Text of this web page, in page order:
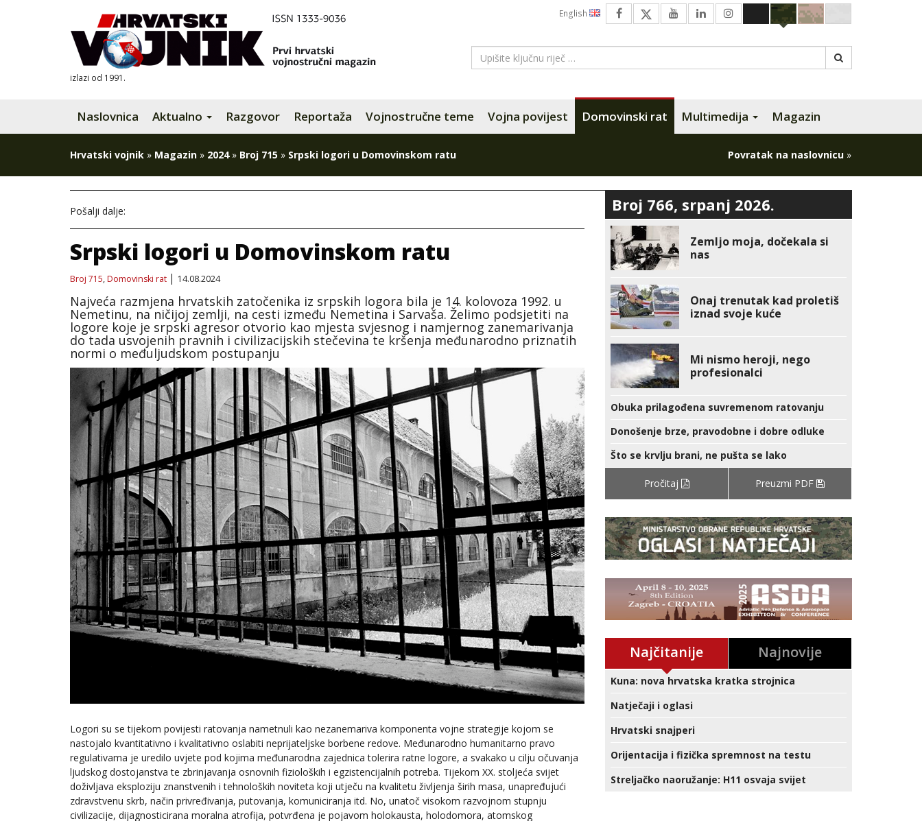
izlazi od 1991.
English
Naslovnica Aktualno Razgovor Reportaža Vojnostručne teme Vojna povijest Domovinski rat Multimedija Magazin
Hrvatski vojnik » Magazin » 2024» Broj 715 » Srpski logori u Domovinskom ratu Povratak na naslovnicu »
Pošalji dalje:
Srpski logori u Domovinskom ratu
Broj 715,Domovinski rat 14.08.2024
Najveća razmjena hrvatskih zatočenika iz srpskih logora bila je 14. kolovoza 1992. u
Nemetinu, na ničijoj zemlji, na cesti između Nemetina i Sarvaša. Želimo podsjetiti na
logore koje je srpski agresor otvorio kao mjesta svjesnog i namjernog zanemarivanja
do tada usvojenih pravnih i civilizacijskih stečevina te kršenja međunarodno priznatih
normi o međuljudskom postupanju
Logori su se tijekom povijesti ratovanja nametnuli kao nezanemariva komponenta vojne strategije kojom se
nastojalo kvantitativno i kvalitativno oslabiti neprijateljske borbene redove. Međunarodno humanitarno pravo
regulativama je uredilo uvjete pod kojima međunarodna zajednica tolerira ratne logore, a svakako u cilju očuvanja
ljudskog dostojanstva te zbrinjavanja osnovnih fizioloških i egzistencijalnih potreba. Tijekom XX. stoljeća svijet
doživljava eksploziju znanstvenih i tehnoloških noviteta koji utječu na kvalitetu življenja širih masa, unapređujući
zdravstvenu skrb, način privređivanja, putovanja, komuniciranja itd. No, unatoč visokom razvojnom stupnju
civilizacije, dijagnosticirana moralna atrofija, potvrđena je pojavom holokausta, holodomora, atomskog
Broj 766, srpanj 2026.
Zemljo moja, dočekala si
nas
Onaj trenutak kad proletiš
iznad svoje kuće
Mi nismo heroji, nego
profesionalci
Obuka prilagođena suvremenom ratovanju
Donošenje brze, pravodobne i dobre odluke
Što se krvlju brani, ne pušta se lako
Pročitaj Preuzmi PDF
Najčitanije Najnovije
Kuna: nova hrvatska kratka strojnica
Natječaji i oglasi
Hrvatski snajperi
Orijentacija i fizička spremnost na testu
Streljačko naoružanje: H11 osvaja svijet